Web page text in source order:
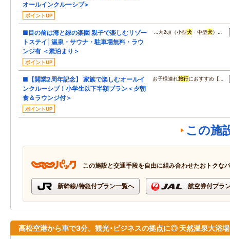
オールインクルーシブ>
ポイントUP
■目の前は海と緑の楽園 親子で楽しむリゾー
トステイ│温泉・サウナ・駐車場無料・ラウ
ンジ有 ＜素泊まり＞
ポイントUP
…大2頭（小型犬 ・中型犬）…
■【開業2周年記念】 家族で楽しむオールイ
ンクルーシブ！小学生以下半額プラン＜夕朝
食＆ラウンジ付＞
ポイントUP
お子様連れ旅行におすすめ【…
この施
この施設と交通手段を自由に組み合わせたおトクな
新幹線/特急付プラン一覧へ 航空券付プラ
高松空港から車で3分。観光･ビジネスの拠点に◎ 天然温泉大浴